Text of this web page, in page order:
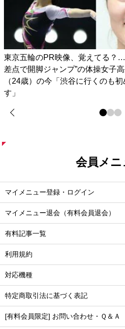
東京五輪のPR映像、覚えてる？
差点で開脚ジャンプ”の体操女子
（24歳）の今「渋谷に行くのも
す」
会員メニ
マイメニュー登録・ログイン
マイメニュー退会（有料会員退会）
有料記事一覧
利用規約
対応機種
特定商取引法に基づく表記
[有料会員限定] お問い合わせ・Ｑ＆Ａ